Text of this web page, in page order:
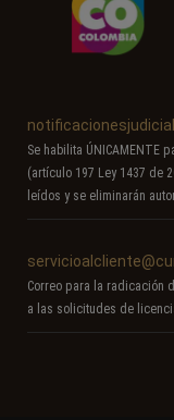
Se habilita ÚNICAMENTE
(artículo 197 Ley 1437 de
leídos y se eliminarán
Correo para la radicación
a las solicitudes de